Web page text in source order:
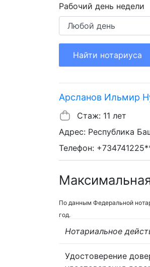
Рабочий день недели
Найти нотариуса
Арсланов Ильмир
Стаж: 11 лет
Адрес: Республика
Телефон:
По данным Федеральной
год.
Нотариальное
Удостоверение